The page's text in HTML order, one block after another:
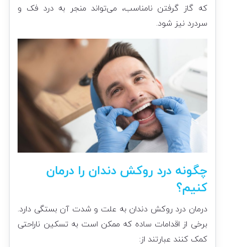
که گاز گرفتن نامناسب، می‌تواند منجر به درد فک و
سردرد نیز شود.
چگونه درد روکش دندان را درمان
کنیم؟
درمان درد روکش دندان به علت و شدت آن بستگی دارد.
برخی از اقدامات ساده که ممکن است به تسکین ناراحتی
کمک کنند عبارتند از: